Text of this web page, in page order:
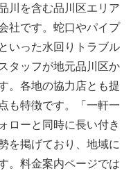
川を含む品川区エリア
社です。蛇口やパイプ
いった水回りトラブル
タッフが地元品川区か
。各地の協力店とも提
も特徴です。「一軒一
ローと同時に長い付き
を掲げており、地域に
。料金案内ページでは